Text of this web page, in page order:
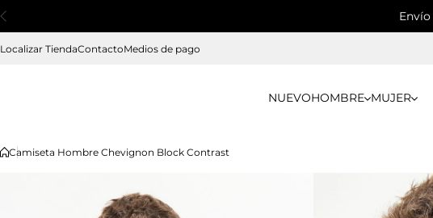
Saltar al contenido
Envío
Localizar TiendaContactoMedios de pago
NUEVOHOMBRE MUJER
Camiseta Hombre Chevignon Block Contrast